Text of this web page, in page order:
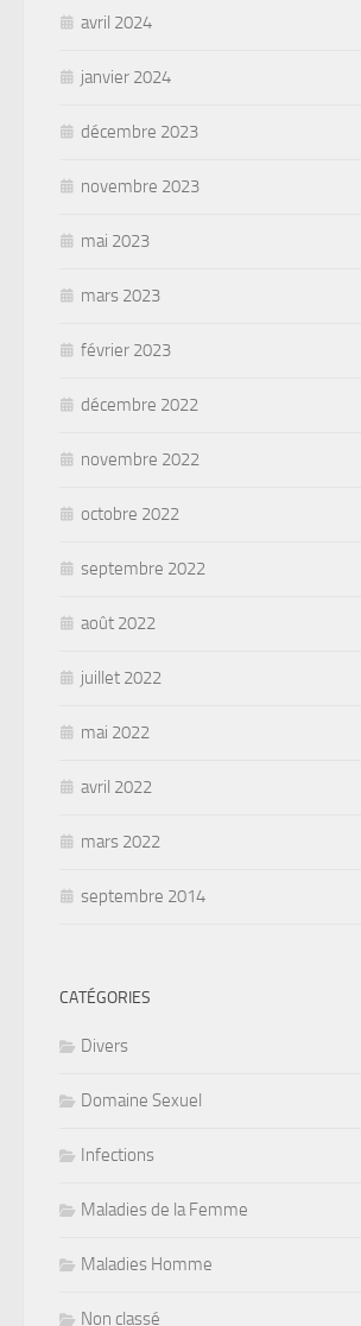
avril 2024
janvier 2024
décembre 2023
novembre 2023
mai 2023
mars 2023
février 2023
décembre 2022
novembre 2022
octobre 2022
septembre 2022
août 2022
juillet 2022
mai 2022
avril 2022
mars 2022
septembre 2014
CATÉGORIES
Divers
Domaine Sexuel
Infections
Maladies de la Femme
Maladies Homme
Non classé